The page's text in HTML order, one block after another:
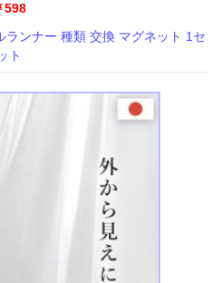
598
ンナー 種類 交換 マグネット 1セ
ト